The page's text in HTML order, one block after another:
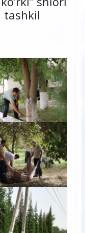
tashkil